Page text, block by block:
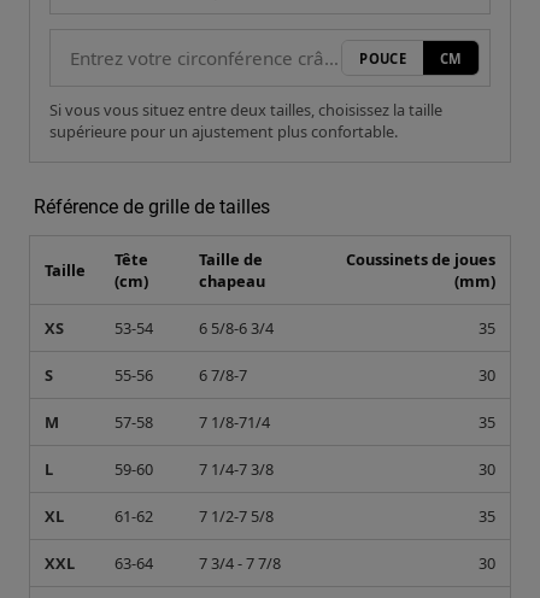
POUCE CM
Si vous vous situez entre deux tailles, choisissez la taille
supérieure pour un ajustement plus confortable.
Référence de grille de tailles
Taille
Tête
(cm)
Taille de
chapeau
Coussinets de joues
(mm)
XS 53-54 6 5/8-6 3/4 35
S 55-56 6 7/8-7 30
M 57-58 7 1/8-71/4 35
L 59-60 7 1/4-7 3/8 30
XL 61-62 7 1/2-7 5/8 35
XXL 63-64 7 3/4 - 7 7/8 30